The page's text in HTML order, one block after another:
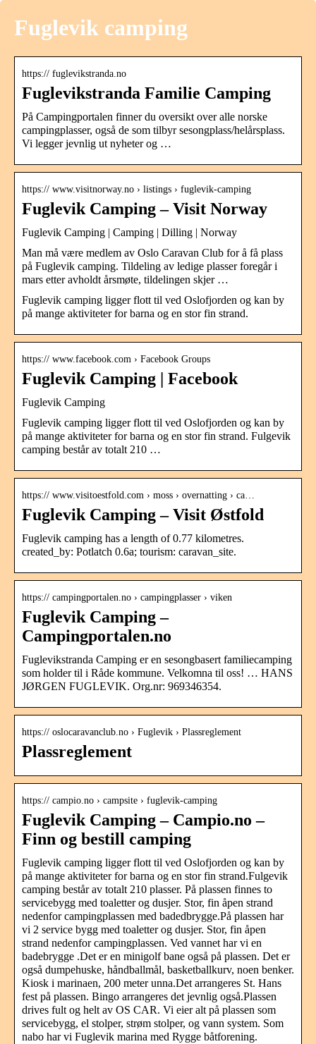
Fuglevik camping
https:// fuglevikstranda.no
Fuglevikstranda Familie Camping
På Campingportalen finner du oversikt over alle norske
campingplasser, også de som tilbyr sesongplass/helårsplass.
Vi legger jevnlig ut nyheter og …
https:// www.visitnorway.no › listings › fuglevik-camping
Fuglevik Camping – Visit Norway
Fuglevik Camping | Camping | Dilling | Norway
Man må være medlem av Oslo Caravan Club for å få plass
på Fuglevik camping. Tildeling av ledige plasser foregår i
mars etter avholdt årsmøte, tildelingen skjer …
Fuglevik camping ligger flott til ved Oslofjorden og kan by
på mange aktiviteter for barna og en stor fin strand.
https:// www.facebook.com › Facebook Groups
Fuglevik Camping | Facebook
Fuglevik Camping
Fuglevik camping ligger flott til ved Oslofjorden og kan by
på mange aktiviteter for barna og en stor fin strand. Fulgevik
camping består av totalt 210 …
https:// www.visitoestfold.com › moss › overnatting › ca…
Fuglevik Camping – Visit Østfold
Fuglevik camping has a length of 0.77 kilometres.
created_by: Potlatch 0.6a; tourism: caravan_site.
https:// campingportalen.no › campingplasser › viken
Fuglevik Camping –
Campingportalen.no
Fuglevikstranda Camping er en sesongbasert familiecamping
som holder til i Råde kommune. Velkomna til oss! … HANS
JØRGEN FUGLEVIK. Org.nr: 969346354.
https:// oslocaravanclub.no › Fuglevik › Plassreglement
Plassreglement
https:// campio.no › campsite › fuglevik-camping
Fuglevik Camping – Campio.no –
Finn og bestill camping
Fuglevik camping ligger flott til ved Oslofjorden og kan by
på mange aktiviteter for barna og en stor fin strand.Fulgevik
camping består av totalt 210 plasser. På plassen finnes to
servicebygg med toaletter og dusjer. Stor, fin åpen strand
nedenfor campingplassen med badedbrygge.På plassen har
vi 2 service bygg med toaletter og dusjer. Stor, fin åpen
strand nedenfor campingplassen. Ved vannet har vi en
badebrygge .Det er en minigolf bane også på plassen. Det er
også dumpehuske, håndballmål, basketballkurv, noen benker.
Kiosk i marinaen, 200 meter unna.Det arrangeres St. Hans
fest på plassen. Bingo arrangeres det jevnlig også.Plassen
drives fult og helt av OS CAR. Vi eier alt på plassen som
servicebygg, el stolper, strøm stolper, og vann system. Som
nabo har vi Fuglevik marina med Rygge båtforening.